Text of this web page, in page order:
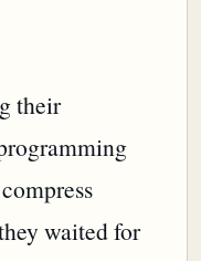
their
waited for